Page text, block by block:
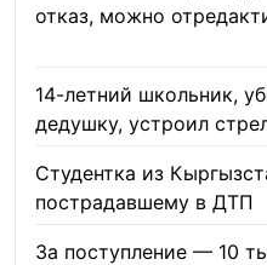
отказ, можно
14-летний школьник,
дедушку, устроил
Студентка из
пострадавшему в ДТП
За поступление — 10